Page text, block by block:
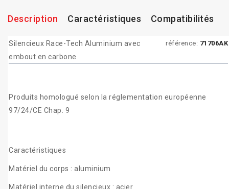
Description Caractéristiques Compatibilités
référence: 71706AK
Silencieux Race-Tech Aluminium avec
embout en carbone
Produits homologué selon la réglementation européenne
97/24/CE Chap. 9
Caractéristiques
Matériel du corps : aluminium
Matériel interne du silencieux : acier